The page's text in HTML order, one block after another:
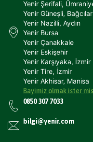
Yenir Şerifali,
Yenir Güneşli, Bağcılar
Yenir Nazilli, Aydın
Yenir Bursa
Yenir Çanakkale
Yenir Eskişehir
Yenir Karşıyaka, İzmir
Yenir Tire, İzmir
Yenir Akhisar, Manisa
Bayimiz olmak ister
0850 307 7033
bilgi@yenir.com